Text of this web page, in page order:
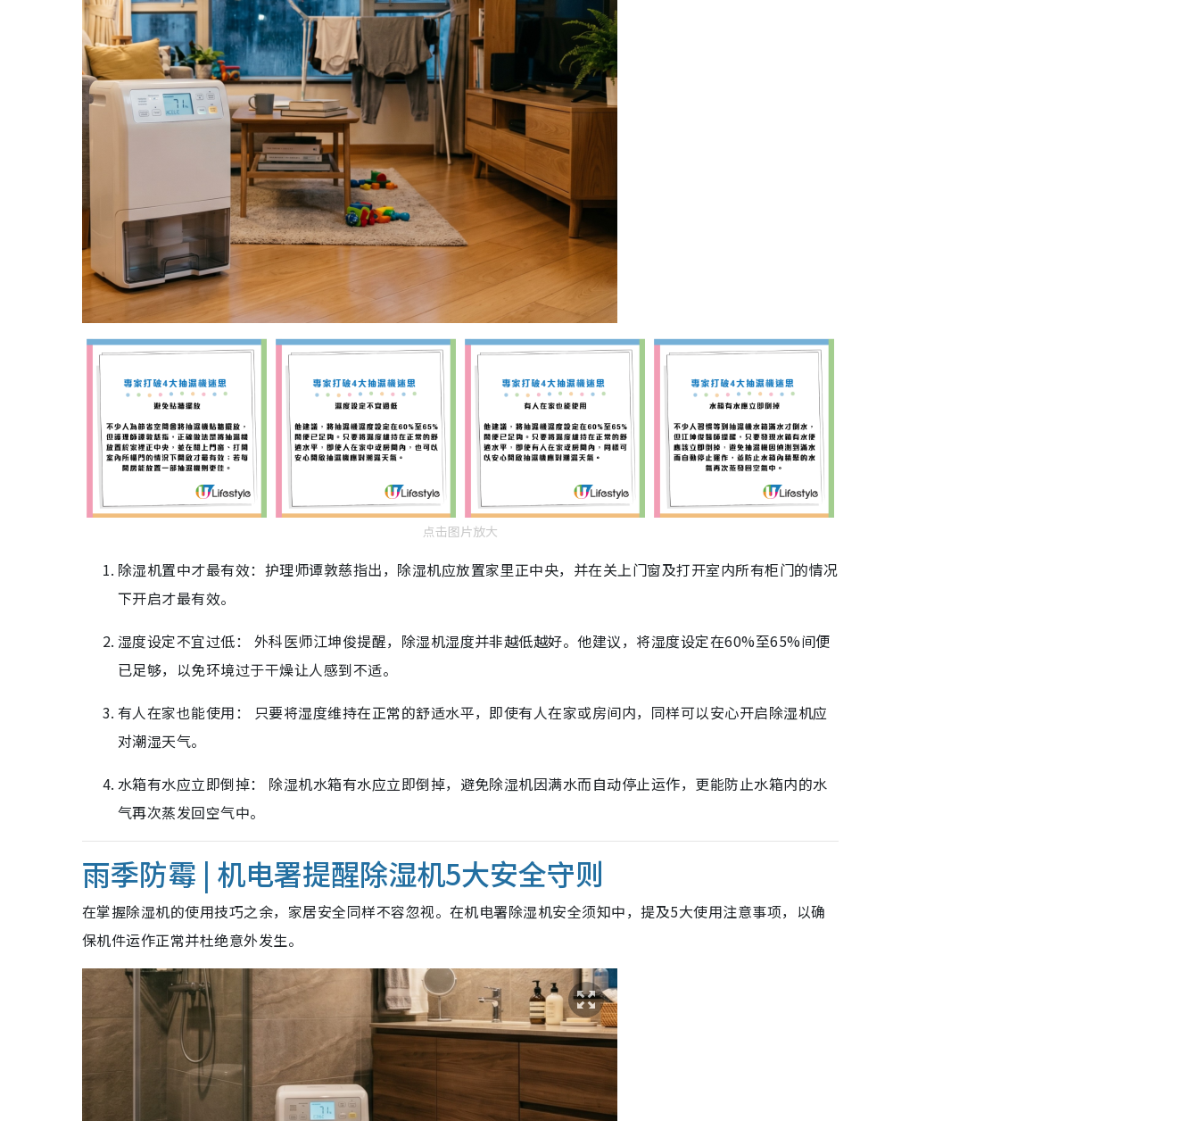
点击图片放大
除湿机置中才最有效：护理师谭敦慈指出，除湿机应放置家里正中央，并在关上门窗及打开室内所有柜门的情况
下开启才最有效。
湿度设定不宜过低： 外科医师江坤俊提醒，除湿机湿度并非越低越好。他建议，将湿度设定在60%至65%间便
已足够，以免环境过于干燥让人感到不适。
有人在家也能使用： 只要将湿度维持在正常的舒适水平，即使有人在家或房间内，同样可以安心开启除湿机应
对潮湿天气。
水箱有水应立即倒掉： 除湿机水箱有水应立即倒掉，避免除湿机因满水而自动停止运作，更能防止水箱内的水
气再次蒸发回空气中。
雨季防霉 | 机电署提醒除湿机5大安全守则
在掌握除湿机的使用技巧之余，家居安全同样不容忽视。在机电署除湿机安全须知中，提及5大使用注意事项，以确
保机件运作正常并杜绝意外发生。